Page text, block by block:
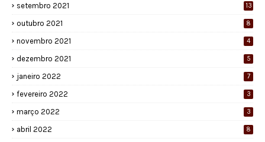
setembro 2021 13
outubro 2021 8
novembro 2021 4
dezembro 2021 5
janeiro 2022 7
fevereiro 2022 3
março 2022 3
abril 2022 8